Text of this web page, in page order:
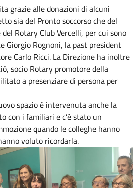
grazie alle donazioni di alcuni
sia del Pronto soccorso che del
del Rotary Club Vercelli, per cui sono
Giorgio Rognoni, la past president
Carlo Ricci. La Direzione ha inoltre
socio Rotary promotore della
a presenziare di persona per
spazio è intervenuta anche la
con i familiari e c’è stato un
quando le colleghe hanno
voluto ricordarla.